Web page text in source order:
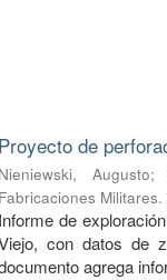
Proyecto de
Nieniewski, Augusto;
Fabricaciones
Informe de
con datos de
agrega